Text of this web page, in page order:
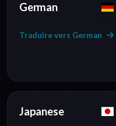
German
Traduire vers German
Japanese